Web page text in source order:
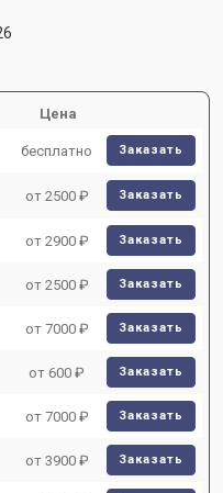
Цена
бесплатно Заказать
от 2500 ₽ Заказать
от 2900 ₽ Заказать
от 2500 ₽ Заказать
от 7000 ₽ Заказать
от 600 ₽ Заказать
от 7000 ₽ Заказать
от 3900 ₽ Заказать